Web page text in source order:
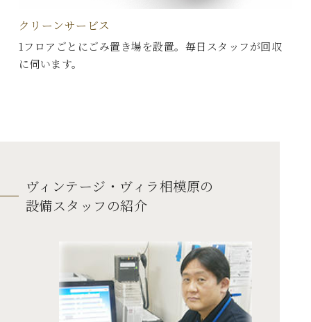
クリーンサービス
1フロアごとにごみ置き場を設置。毎日スタッフが回収
に伺います。
ヴィンテージ・ヴィラ相模原の
設備スタッフの紹介